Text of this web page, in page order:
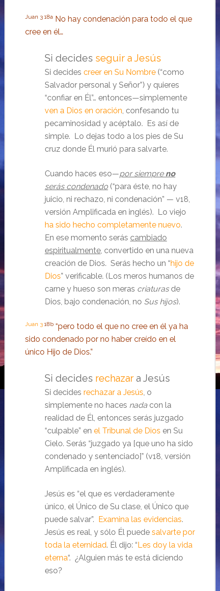
Juan 318aNo hay condenación para todo el que
cree en él…
Si decides seguir a Jesús
Si decides creer en Su Nombre(“como
Salvador personal y Señor”) y quieres
“confiar en Él”… entonces—simplemente
ven a Dios en oración, confesando tu
pecaminosidad y acéptalo. Es así de
simple. Lo dejas todo a los pies de Su
cruz donde Él murió para salvarte.
Cuando haces eso—por siempreno
serás condenado(“para éste, no hay
juicio, ni rechazo, ni condenación” — v18,
versión Amplificada en inglés). Lo viejo
ha sido hecho completamente nuevo.
En ese momento serás cambiado
espiritualmente, convertido en una nueva
creación de Dios. Serás hecho un “hijo de
Dios” verificable. (Los meros humanos de
carne y hueso son meras criaturasde
Dios, bajo condenación, no Sus hijos).
Juan 318b“pero todo el que no cree en él ya ha
sido condenado por no haber creído en el
único Hijo de Dios.”
Si decides rechazara Jesús
Si decides rechazar a Jesús, o
simplemente no haces nadacon la
realidad de Él, entonces serás juzgado
“culpable” en el Tribunal de Dios en Su
Cielo. Serás “juzgado ya [que uno ha sido
condenado y sentenciado]” (v18, versión
Amplificada en inglés).
Jesús es “el que es verdaderamente
único, el Único de Su clase, el Único que
puede salvar”.
Examina las evidencias.
Jesús es real, y sólo Él puede salvarte por
toda la eternidad. Él dijo: “ Les doy la vida
eterna“. ¿Alguien más te está diciendo
eso?